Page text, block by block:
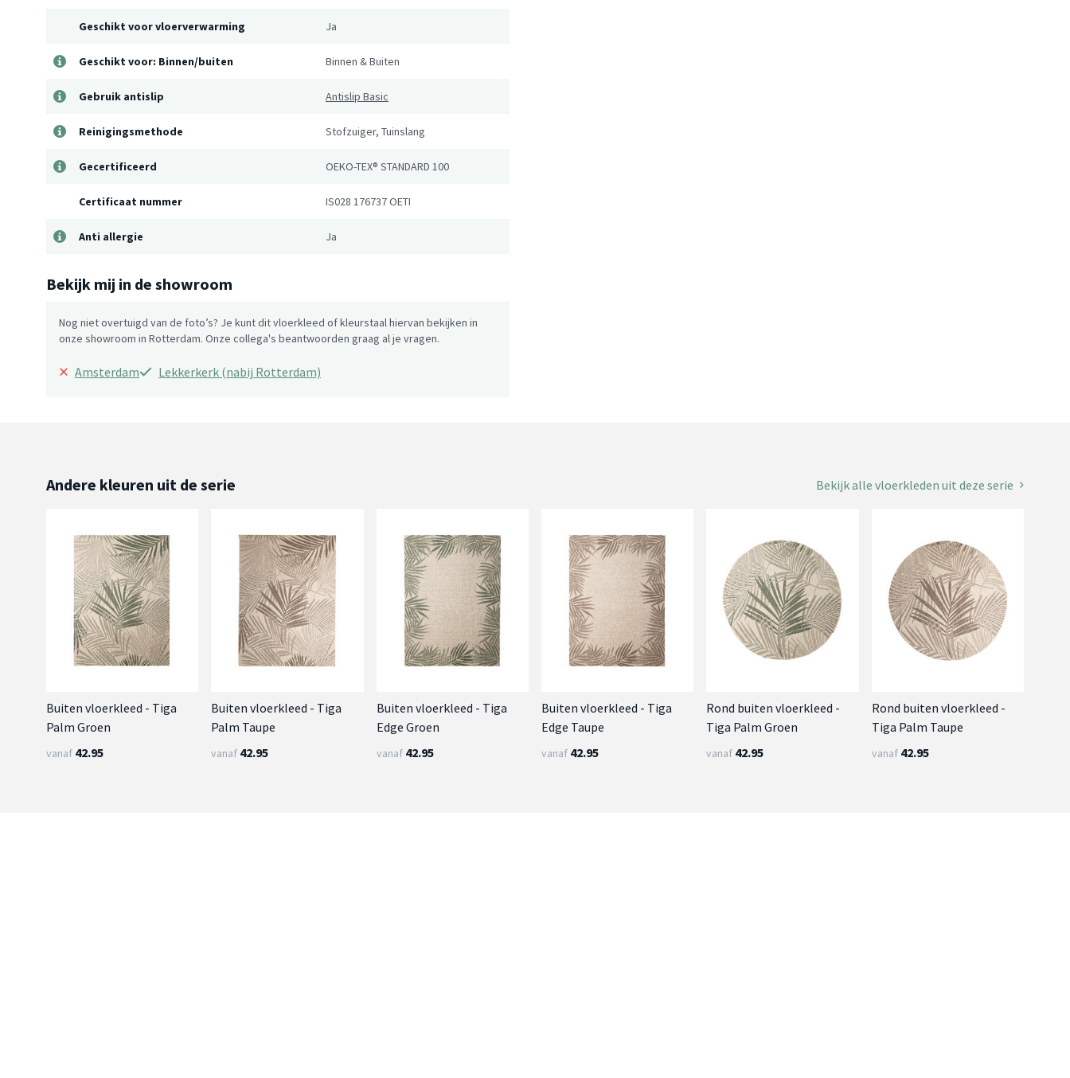
Geschikt voor vloerverwarming Ja
Geschikt voor: Binnen/buiten Binnen & Buiten
Gebruik antislip Antislip Basic
Reinigingsmethode Stofzuiger, Tuinslang
Gecertificeerd OEKO-TEX® STANDARD 100
Certificaat nummer IS028 176737 OETI
Anti allergie Ja
Bekijk mij in de showroom
Nog niet overtuigd van de foto’s? Je kunt dit vloerkleed of kleurstaal hiervan bekijken in
onze showroom in Rotterdam. Onze collega's beantwoorden graag al je vragen.
× Amsterdam Lekkerkerk (nabij Rotterdam)
Andere kleuren uit de serie Bekijk alle vloerkleden uit deze serie
Buiten vloerkleed - Tiga
Palm Groen
vanaf 42.95
Buiten vloerkleed - Tiga
Palm Taupe
vanaf 42.95
Buiten vloerkleed - Tiga
Edge Groen
vanaf 42.95
Buiten vloerkleed - Tiga
Edge Taupe
vanaf 42.95
Rond buiten vloerkleed -
Tiga Palm Groen
vanaf 42.95
Rond buiten vloerkleed -
Tiga Palm Taupe
vanaf 42.95